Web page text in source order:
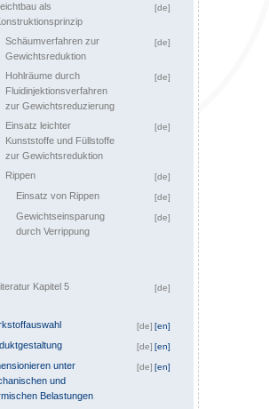
als
[de]
Schäumverfahren zur
Gewichtsreduktion
[de]
Hohlräume durch
Fluidinjektionsverfahren
zur Gewichtsreduzierung
[de]
Einsatz leichter
Kunststoffe und Füllstoffe
zur Gewichtsreduktion
[de]
Rippen [de]
Einsatz von Rippen [de]
Gewichtseinsparung
durch Verrippung
[de]
Kapitel 5 [de]
[en]
[de]
[en]
[de]
unter
und
Belastungen
[en]
[de]